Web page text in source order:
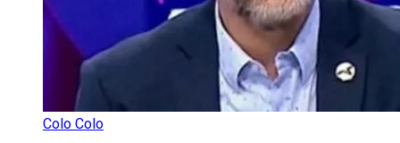
Colo Colo